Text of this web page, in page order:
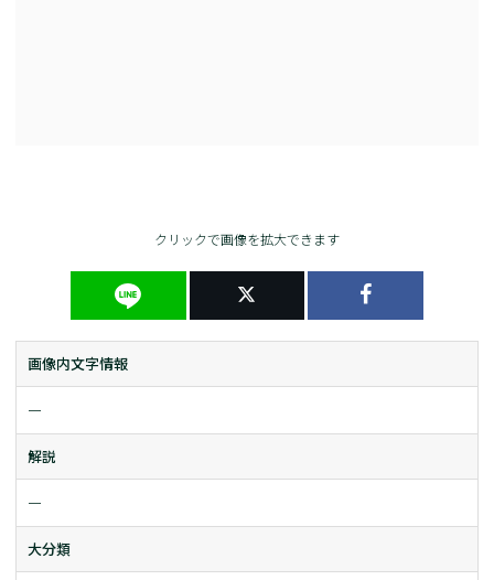
クリックで画像を拡大できます
画像内文字情報
ー
解説
ー
大分類